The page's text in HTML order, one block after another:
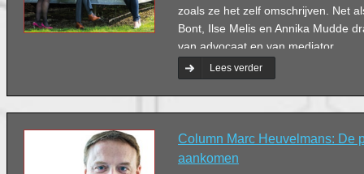
zoals ze het zelf omschrijven. Net
Bont, Ilse Melis en Annika Mudde
van advocaat en van mediator.
Lees verder
Column Marc Heuvelmans: De
aankomen